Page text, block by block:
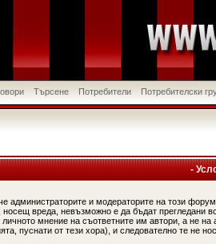
Търсене Потребители Потребителски
-
администраторите и модераторите на този
носещ вреда, невъзможно е да бъдат прегледани
личното мнение на съответните им автори, а не
пуснати от тези хора), и следователно те не